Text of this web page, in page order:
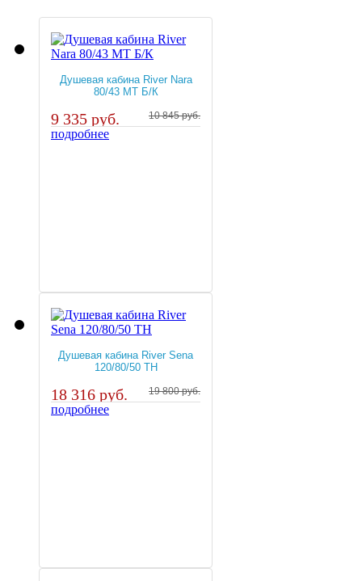
Душевая кабина River Nara
80/43 MT Б/К
10 845 руб.
9 335 руб.
подробнее
Душевая кабина River Sena
120/80/50 TH
19 800 руб.
18 316 руб.
подробнее